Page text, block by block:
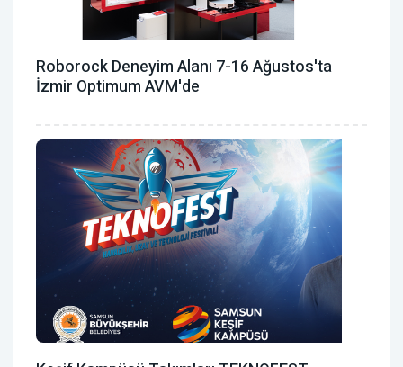
Roborock Deneyim Alanı 7-16 Ağustos'ta
İzmir Optimum AVM'de